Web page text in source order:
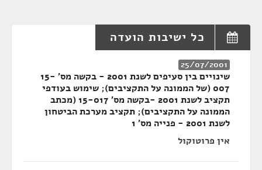
כל ישיבות הועדה
25/07/2001
שינויים בין סעיפים לשנת 2001 - בקשה מס' 15-
007 (של הממונה על התקציבים); שימוש בעודפי
תקציב לשנת 2001 -בקשה מס' 15-017 (מכתב
הממונה על התקציבים); תקציב מערכת הביטחון
לשנת 2001 - פנייה מס' 1
אין פרוטוקול